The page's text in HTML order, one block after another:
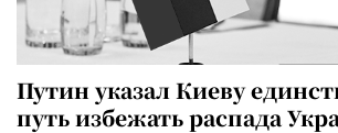
Путин указал Киеву
путь избежать распада